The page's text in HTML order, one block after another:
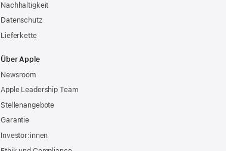
Nachhaltigkeit
Datenschutz
Lieferkette
Über Apple
Newsroom
Apple Leadership Team
Stellenangebote
Garantie
Investor:innen